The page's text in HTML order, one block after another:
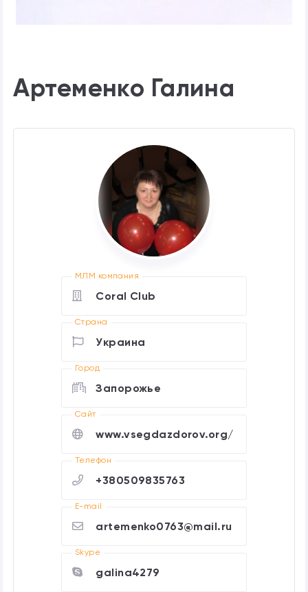
Артеменко Галина
МЛМ компания
Coral Club
Страна
Украина
Город
Запорожье
Cайт
www.vsegdazdorov.org/
Телефон
+380509835763
E-mail
artemenko0763@mail.ru
Skype
galina4279